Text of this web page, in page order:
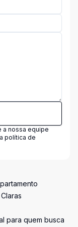
a nossa equipe
política de
para quem busca